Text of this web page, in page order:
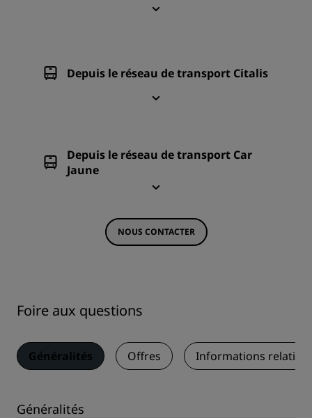
Depuis le réseau de transport Citalis
Depuis le réseau de transport Car
Jaune
NOUS CONTACTER
Foire aux questions
Généralités Offres Informations
Généralités